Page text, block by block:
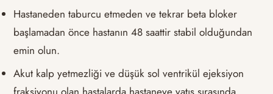
Hastaneden taburcu etmeden ve tekrar beta bloker
başlamadan önce hastanın 48 saattir stabil olduğundan
emin olun.
Akut kalp yetmezliği ve düşük sol ventrikül ejeksiyon